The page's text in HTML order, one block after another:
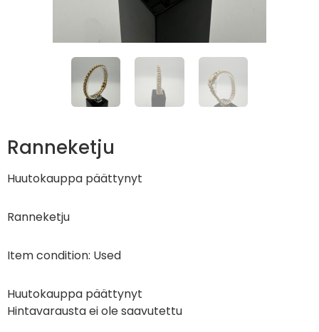
Ranneketju
Huutokauppa päättynyt
Ranneketju
Item condition: Used
Huutokauppa päättynyt
Hintavarausta ei ole saavutettu